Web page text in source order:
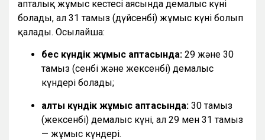
апталық жұмыс кестесі аясында демалыс күні
болады, ал 31 тамыз (дүйсенбі) жұмыс күні болып
қалады. Осылайша:
бес күндік жұмыс аптасында: 29 және 30
тамыз (сенбі және жексенбі) демалыс
күндері болады;
алты күндік жұмыс аптасында: 30 тамыз
(жексенбі) демалыс күні, ал 29 мен 31 тамыз
— жұмыс күндері.